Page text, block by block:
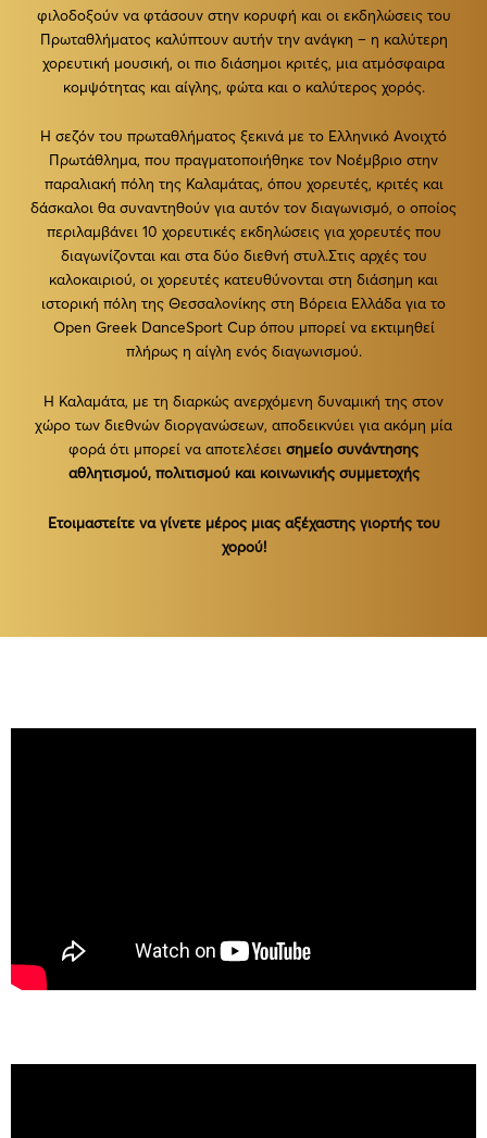
φιλοδοξούν να φτάσουν στην κορυφή και οι εκδηλώσεις του
Πρωταθλήματος καλύπτουν αυτήν την ανάγκη – η καλύτερη
χορευτική μουσική, οι πιο διάσημοι κριτές, μια ατμόσφαιρα
κομψότητας και αίγλης, φώτα και ο καλύτερος χορός.
Η σεζόν του πρωταθλήματος ξεκινά με το Ελληνικό Ανοιχτό
Πρωτάθλημα, που πραγματοποιήθηκε τον Νοέμβριο στην
παραλιακή πόλη της Καλαμάτας, όπου χορευτές, κριτές και
δάσκαλοι θα συναντηθούν για αυτόν τον διαγωνισμό, ο οποίος
περιλαμβάνει 10 χορευτικές εκδηλώσεις για χορευτές που
διαγωνίζονται και στα δύο διεθνή στυλ.Στις αρχές του
καλοκαιριού, οι χορευτές κατευθύνονται στη διάσημη και
ιστορική πόλη της Θεσσαλονίκης στη Βόρεια Ελλάδα για το
Open Greek DanceSport Cup όπου μπορεί να εκτιμηθεί
πλήρως η αίγλη ενός διαγωνισμού.
Η Καλαμάτα, με τη διαρκώς ανερχόμενη δυναμική της στον
χώρο των διεθνών διοργανώσεων, αποδεικνύει για ακόμη μία
φορά ότι μπορεί να αποτελέσει σημείο συνάντησης
αθλητισμού, πολιτισμού και κοινωνικής συμμετοχής
Ετοιμαστείτε να γίνετε μέρος μιας αξέχαστης γιορτής του
χορού!